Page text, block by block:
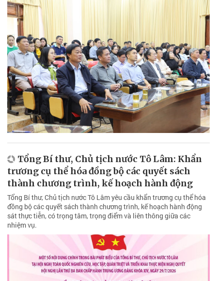
Tổng Bí thư, Chủ tịch nước Tô Lâm: Khẩn
trương cụ thể hóa đồng bộ các quyết sách
thành chương trình, kế hoạch hành động
Tổng Bí thư, Chủ tịch nước Tô Lâm yêu cầu khẩn trương cụ thể hóa
đồng bộ các quyết sách thành chương trình, kế hoạch hành động
sát thực tiễn, có trọng tâm, trọng điểm và liên thông giữa các
nhiệm vụ.